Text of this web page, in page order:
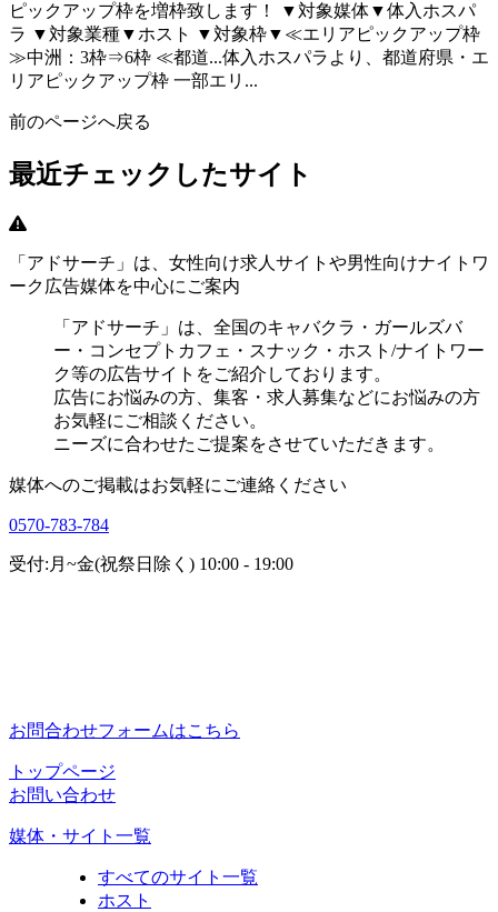
ピックアップ枠を増枠致します！ ▼対象媒体▼体入ホスパ
ラ ▼対象業種▼ホスト ▼対象枠▼≪エリアピックアップ枠
≫中洲：3枠⇒6枠 ≪都道...体入ホスパラより、都道府県・エ
リアピックアップ枠 一部エリ...
前のページへ戻る
最近チェックしたサイト
「アドサーチ」は、女性向け求人サイトや男性向けナイトワ
ーク広告媒体を中心にご案内
「アドサーチ」は、全国のキャバクラ・ガールズバ
ー・コンセプトカフェ・スナック・ホスト/ナイトワー
ク等の広告サイトをご紹介しております。
広告にお悩みの方、集客・求人募集などにお悩みの方
お気軽にご相談ください。
ニーズに合わせたご提案をさせていただきます。
媒体へのご掲載はお気軽にご連絡ください
0570-783-784
受付:月~金(祝祭日除く) 10:00 - 19:00
お問合わせフォームはこちら
トップページ
お問い合わせ
媒体・サイト一覧
すべてのサイト一覧
ホスト